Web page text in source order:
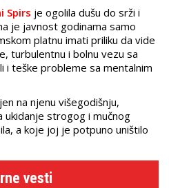
Spirs je ogolila dušu do srži i
je javnost godinama samo
platnu imati priliku da vide
turbulentnu i bolnu vezu sa
i teške probleme sa mentalnim
na njenu višegodišnju,
ukidanje strogog i mučnog
a koje joj je potpuno uništilo
vesti